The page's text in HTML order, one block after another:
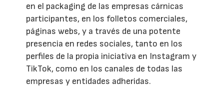
en el packaging de las empresas cárnicas
participantes, en los folletos comerciales,
páginas webs, y a través de una potente
presencia en redes sociales, tanto en los
perfiles de la propia iniciativa en Instagram y
TikTok, como en los canales de todas las
empresas y entidades adheridas.